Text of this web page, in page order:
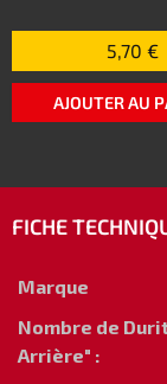
5,70 €
AJOUTER AU
FICHE
Marque
Nombre de
Arrière" :